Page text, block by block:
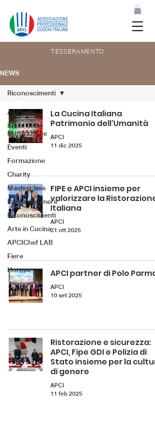
TESSERAMENTO
NEWS
All Posts
Stelle della
Ristorazione
Eventi
Formazione
Charity
Masterclass
Parità di genere
Riconoscimenti
Arte in Cucina
APCIChef LAB
Fiere
Horeca
Riconoscimenti
La Cucina Italiana
Patrimonio dell'Umanità
APCI
11 dic 2025
FIPE e APCI insieme per
valorizzare la Ristorazione
Italiana
APCI
21 ott 2025
APCI partner di Polo Parma
APCI
10 set 2025
Ristorazione e sicurezza:
APCI, Fipe GDI e Polizia di
Stato insieme per la
di genere
APCI
11 feb 2025